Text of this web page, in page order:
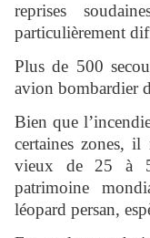
reprises
particulièrement
Plus de 500
avion bombardier
Bien que
certaines zones, il
vieux de 25 à
patrimoine
léopard persan,